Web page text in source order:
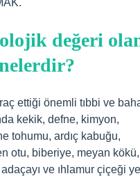
değeri
ettiği önemli tıbbi ve
kekik, defne, kimyon,
tohumu, ardıç kabuğu,
otu, biberiye, meyan kökü,
ve ıhlamur çiçeği